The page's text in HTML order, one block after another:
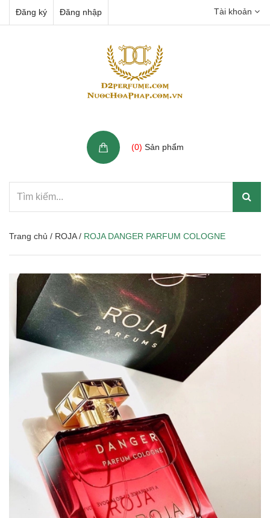
Đăng ký Đăng nhập Tài khoản
(0) Sản phẩm
Trang chủ / ROJA / ROJA DANGER PARFUM COLOGNE